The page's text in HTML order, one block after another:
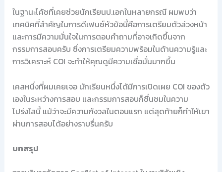
ในฐานะโค้ชที่เคยช่วยนักเรียนป.เอกในหลายกรณี ผมพบว่า
เทคนิคที่สำคัญในการดีเฟนซ์หัวข้อนี้คือการเตรียมตัวล่วงหน้า
และการมีความมั่นใจในการตอบคำถามที่อาจเกิดขึ้นจาก
กรรมการสอบครับ ซึ่งการเตรียมความพร้อมในด้านความรู้และ
การวิเคราะห์ COI จะทำให้คุณดูมีความเชื่อมั่นมากขึ้น
เคสหนึ่งที่ผมเคยเจอ นักเรียนหนึ่งได้มีการเปิดเผย COI ของตัว
เองในระหว่างการสอบ และกรรมการสอบก็ชื่นชมในความ
โปร่งใสนี้ แม้ว่าจะมีความกังวลในตอนแรก แต่สุดท้ายก็ทำให้เขา
ผ่านการสอบได้อย่างราบรื่นครับ
บทสรุป